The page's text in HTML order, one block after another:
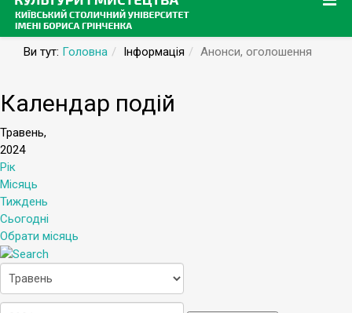
Ви тут: Головна Інформація Анонси, оголошення
Календар подій
Травень,
2024
Рік
Місяць
Тиждень
Сьогодні
Обрати місяць